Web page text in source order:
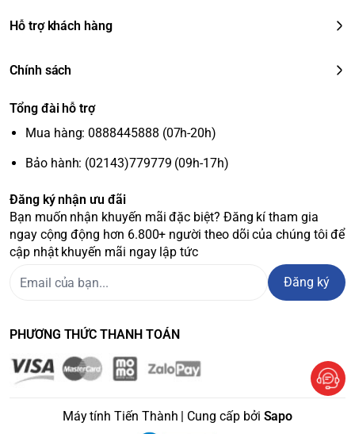
Hỗ trợ khách hàng
Chính sách
Tổng đài hỗ trợ
Mua hàng: 0888445888 (07h-20h)
Bảo hành: (02143)779779 (09h-17h)
Đăng ký nhận ưu đãi
Bạn muốn nhận khuyến mãi đặc biệt? Đăng kí tham gia
ngay cộng động hơn 6.800+ người theo dõi của chúng tôi để
cập nhật khuyến mãi ngay lập tức
Đăng ký
PHƯƠNG THỨC THANH TOÁN
Máy tính Tiến Thành | Cung cấp bởi Sapo